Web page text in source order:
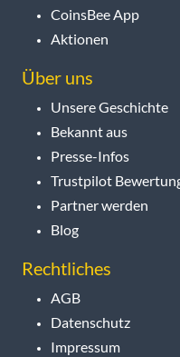
CoinsBee App
Aktionen
Über uns
Unsere Geschichte
Bekannt aus
Presse-Infos
Trustpilot
Partner werden
Blog
Rechtliches
AGB
Datenschutz
Impressum